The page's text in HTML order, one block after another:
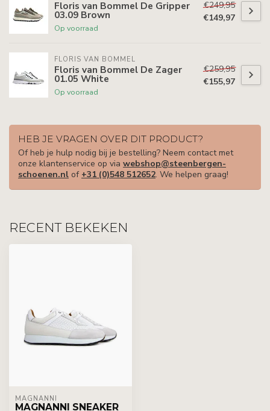
Floris van Bommel De Gripper
03.09 Brown
Op voorraad
€249,95
€149,97
FLORIS VAN BOMMEL
Floris van Bommel De Zager
01.05 White
Op voorraad
€259,95
€155,97
HEB JE VRAGEN OVER DIT PRODUCT?
Of heb je hulp nodig bij je bestelling? Neem contact met
onze klantenservice op via webshop@steenbergen-
schoenen.nl of +31 (0)548 512652. We helpen graag!
RECENT BEKEKEN
MAGNANNI
MAGNANNI SNEAKER